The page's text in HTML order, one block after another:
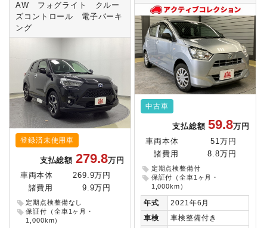
AW フォグライト クルー
ズコントロール 電子パーキ
ング
登録済未使用車
支払総額 279.8万円
車両本体
269.9万円
諸費用
9.9万円
定期点検整備なし
保証付（全車1ヶ月・
1,000km）
中古車
支払総額59.8万円
車両本体
51万円
諸費用
8.8万円
定期点検整備付
保証付（全車1ヶ月・
1,000km）
年式
2021年6月
車検
車検整備付き